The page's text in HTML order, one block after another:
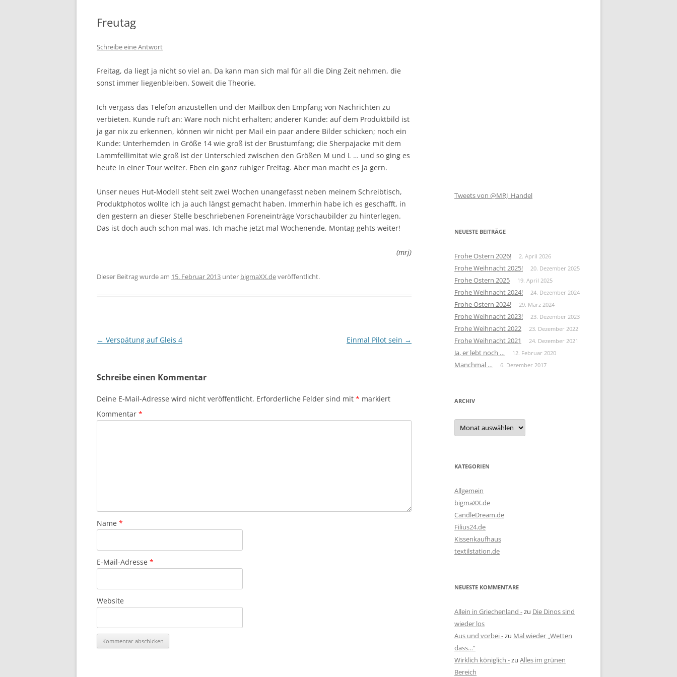
Freutag
Schreibe eine Antwort
Freitag, da liegt ja nicht so viel an. Da kann man sich mal für all die Ding Zeit nehmen, die
sonst immer liegenbleiben. Soweit die Theorie.
Ich vergass das Telefon anzustellen und der Mailbox den Empfang von Nachrichten zu
verbieten. Kunde ruft an: Ware noch nicht erhalten; anderer Kunde: auf dem Produktbild ist
ja gar nix zu erkennen, können wir nicht per Mail ein paar andere Bilder schicken; noch ein
Kunde: Unterhemden in Größe 14 wie groß ist der Brustumfang; die Sherpajacke mit dem
Lammfellimitat wie groß ist der Unterschied zwischen den Größen M und L … und so ging es
heute in einer Tour weiter. Eben ein ganz ruhiger Freitag. Aber man macht es ja gern.
Unser neues Hut-Modell steht seit zwei Wochen unangefasst neben meinem Schreibtisch,
Produktphotos wollte ich ja auch längst gemacht haben. Immerhin habe ich es geschafft, in
den gestern an dieser Stelle beschriebenen Foreneinträge Vorschaubilder zu hinterlegen.
Das ist doch auch schon mal was. Ich mache jetzt mal Wochenende, Montag gehts weiter!
(mrj)
Dieser Beitrag wurde am 15. Februar 2013 unter bigmaXX.deveröffentlicht.
Beitragsnavigation
← Verspätung auf Gleis 4 Einmal Pilot sein →
Schreibe einen Kommentar
Deine E-Mail-Adresse wird nicht veröffentlicht. Erforderliche Felder sind mit * markiert
Kommentar *
Name *
E-Mail-Adresse *
Website
Tweets von @MRJ_Handel
NEUESTE BEITRÄGE
Frohe Ostern 2026! 2. April 2026
Frohe Weihnacht 2025! 20. Dezember 2025
Frohe Ostern 2025 19. April 2025
Frohe Weihnacht 2024! 24. Dezember 2024
Frohe Ostern 2024! 29. März 2024
Frohe Weihnacht 2023! 23. Dezember 2023
Frohe Weihnacht 2022 23. Dezember 2022
Frohe Weihnacht 2021 24. Dezember 2021
Ja, er lebt noch … 12. Februar 2020
Manchmal … 6. Dezember 2017
ARCHIV
Archiv
KATEGORIEN
Allgemein
bigmaXX.de
CandleDream.de
Filius24.de
Kissenkaufhaus
textilstation.de
NEUESTE KOMMENTARE
Allein in Griechenland -zu Die Dinos sind
wieder los
Aus und vorbei -zu Mal wieder „Wetten
dass…“
Wirklich königlich -zu Alles im grünen
Bereich